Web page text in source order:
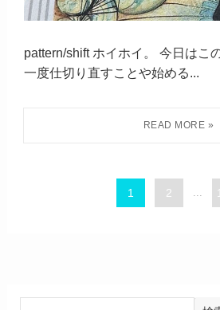
pattern/shift ホイホイ。 今日はこ
一度仕切り直すことや始める...
1 2 ...